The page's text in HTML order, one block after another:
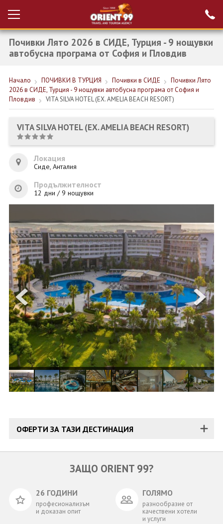
Вход за агенти
Проверка на
резервация
НОВА ГОДИНА ТУРЦИЯ
НОВА ГОДИНА
ПОЧИВКИ
ЕКСКУРЗИИ
ОЩЕ
ЗА НАС
КОНТАКТИ
ФИРМЕНИ ДОКУМЕНТИ
0700 144 34 Запитване
ПОСЛЕДВАЙТЕ НИ
Почивки Лято 2026 в СИДЕ, Турция - 9 нощувки
автобусна програма от София и Пловдив
Начало ПОЧИВКИ В ТУРЦИЯ Почивки в СИДЕ
Почивки Лято
2026 в СИДЕ, Турция - 9 нощувки автобусна програма от София и
Пловдив
VITA SILVA HOTEL (EX. AMELIA BEACH RESORT)
VITA SILVA HOTEL (EX. AMELIA BEACH RESORT)
Локация
Сиде, Анталия
Продължителност
12 дни / 9 нощувки
ОФЕРТИ ЗА ТАЗИ ДЕСТИНАЦИЯ
ЗАЩО ORIENT 99?
26 ГОДИНИ
професионализъм
и доказан опит
ГОЛЯМО
разнообразие от
качествени хотели
и услуги